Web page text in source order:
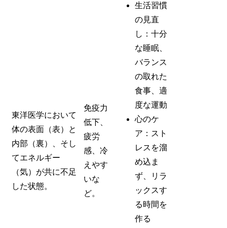
東洋医学において
体の表面（表）と
内部（裏）、そし
てエネルギー
（気）が共に不足
した状態。
免疫力
低下、
疲労
感、冷
えやす
いな
ど。
生活習慣
の見直
し：十分
な睡眠、
バランス
の取れた
食事、適
度な運動
心のケ
ア：スト
レスを溜
め込ま
ず、リラ
ックスす
る時間を
作る